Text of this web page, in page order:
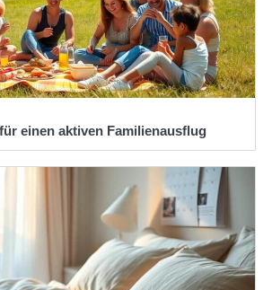
einen aktiven Familienausflug